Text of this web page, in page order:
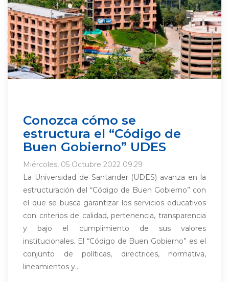
Conozca cómo se
estructura el “Código de
Buen Gobierno” UDES
Miércoles, 05 Octubre 2022 09:29
La Universidad de Santander (UDES) avanza en la
estructuración del “Código de Buen Gobierno” con
el que se busca garantizar los servicios educativos
con criterios de calidad, pertenencia, transparencia
y bajo el cumplimiento de sus valores
institucionales. El “Código de Buen Gobierno” es el
conjunto de políticas, directrices, normativa,
lineamientos y...